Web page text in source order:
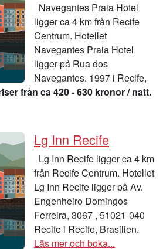
Navegantes Praia Hotel
ligger ca 4 km från Recife
Centrum. Hotellet
Navegantes Praia Hotel
ligger på Rua dos
Navegantes, 1997 i Recife,
från ca 420 - 630 kronor / natt.
Lg Inn Recife
Lg Inn Recife ligger ca 4 km
från Recife Centrum. Hotellet
Lg Inn Recife ligger på Av.
Engenheiro Domingos
Ferreira, 3067 , 51021-040
Recife i Recife, Brasilien.
Läs mer och boka...